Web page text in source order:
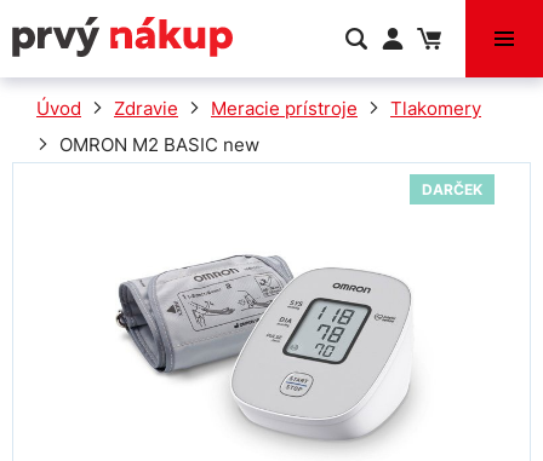
VÝPREDAJ
Úvod Zdravie Meracie prístroje
Tlakomery
OMRON M2 BASIC new
DARČEK